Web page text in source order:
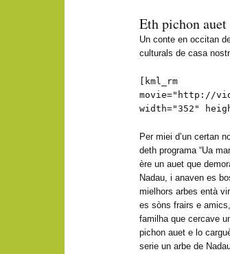
Eth pichon auet
Un conte en occitan
culturals de casa
[kml_rm
movie="http://
width="352"
Per miei d’un certan
deth programa “Ua
ère un auet que
Nadau, i anaven es
mielhors arbes entà
es sòns frairs e
familha que cercave
pichon auet e lo
serie un arbe de